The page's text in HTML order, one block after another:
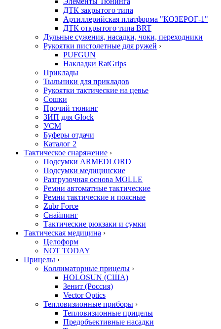
ДТК закрытого типа
Артиллерийская платформа "КОЗЕРОГ-1"
ДТК открытого типа BRT
Дульные сужения, насадки, чоки, переходники
Рукоятки пистолетные для ружей ›
PUFGUN
Накладки RatGrips
Приклады
Тыльники для прикладов
Рукоятки тактические на цевье
Сошки
Прочий тюнинг
ЗИП для Glock
УСМ
Буферы отдачи
Каталог 2
Тактическое снаряжение ›
Подсумки ARMEDLORD
Подсумки медицинские
Разгрузочная основа MOLLE
Ремни автоматные тактические
Ремни тактические и поясные
Zubr Force
Снайпинг
Тактические рюкзаки и сумки
Тактическая медицина ›
Целоформ
NOT TODAY
Прицелы ›
Коллиматорные прицелы ›
HOLOSUN (США)
Зенит (Россия)
Vector Optics
Тепловизионные приборы ›
Тепловизионные прицелы
Предобъективные насадки